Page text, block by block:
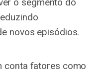
o segmento do
novos episódios.
conta fatores como